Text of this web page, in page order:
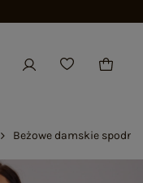
Beżowe damskie